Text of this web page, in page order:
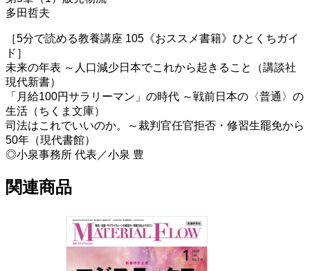
多田哲夫
［5分で読める教養講座 105《おススメ書籍》ひとくちガイ
ド］
未来の年表 ～人口減少日本でこれから起きること（講談社
現代新書）
「月給100円サラリーマン」の時代 ～戦前日本の〈普通〉の
生活（ちくま文庫）
司法はこれでいいのか。～裁判官任官拒否・修習生罷免から
50年（現代書館）
◎小泉事務所 代表／小泉 豊
関連商品